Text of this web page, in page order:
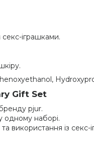
іграшками.
Gift Set
pjur.
одному наборі.
використання із секс-